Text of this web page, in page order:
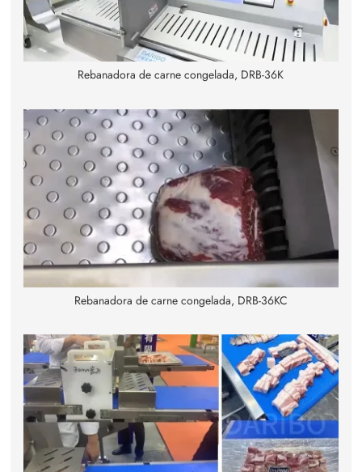
Rebanadora de carne congelada, DRB-36K
Rebanadora de carne congelada, DRB-36KC